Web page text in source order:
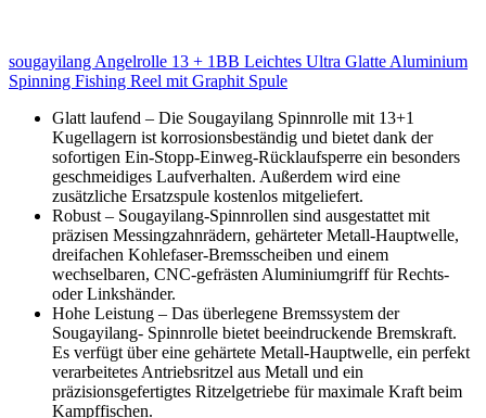
sougayilang Angelrolle 13 + 1BB Leichtes Ultra Glatte Aluminium
Spinning Fishing Reel mit Graphit Spule
Glatt laufend – Die Sougayilang Spinnrolle mit 13+1
Kugellagern ist korrosionsbeständig und bietet dank der
sofortigen Ein-Stopp-Einweg-Rücklaufsperre ein besonders
geschmeidiges Laufverhalten. Außerdem wird eine
zusätzliche Ersatzspule kostenlos mitgeliefert.
Robust – Sougayilang-Spinnrollen sind ausgestattet mit
präzisen Messingzahnrädern, gehärteter Metall-Hauptwelle,
dreifachen Kohlefaser-Bremsscheiben und einem
wechselbaren, CNC-gefrästen Aluminiumgriff für Rechts-
oder Linkshänder.
Hohe Leistung – Das überlegene Bremssystem der
Sougayilang- Spinnrolle bietet beeindruckende Bremskraft.
Es verfügt über eine gehärtete Metall-Hauptwelle, ein perfekt
verarbeitetes Antriebsritzel aus Metall und ein
präzisionsgefertigtes Ritzelgetriebe für maximale Kraft beim
Kampffischen.